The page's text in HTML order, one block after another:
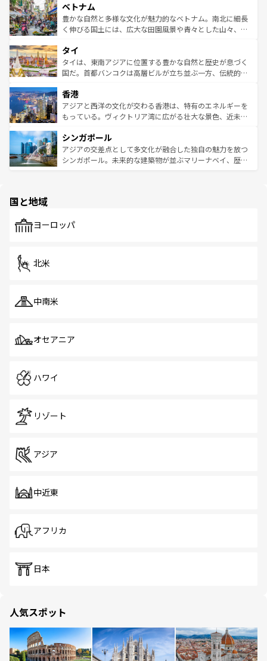
参照してほしい。
容にもいいと評判のスイーツなど、バラエティ豊かな料理
が味わえる。 なお、新着の台湾情報は コンテンツ一覧を参
照してほしい。
き、地方に足を延ばせば四季折々の自然美を楽しむことが
できる。そして、キムチや焼肉、絶品のストリートフード
まで、さまざまな韓国料理が待っている。夜には、韓国な
リティに包まれながら、韓国の多彩な魅力を心ゆくまで味
わってみてほしい。 なお、新着の韓国情報はコンテンツ一
覧を参照してほしい。
ベトナム
豊かな自然と多様な文化が魅力的なベトナム。南北に細長
く伸びる国土には、広大な田園風景や青々とした山々、世
急速な発展と共に伝統が息づく。ハノイの古い町並みやホ
ーチミン市のフランス統治時代の建物も、独特の雰囲気を
醸し出している。また、バラエティの豊かさとおいしさで
とつ。フォーやバインミー、ベトナムコーヒーなどは、ぜ
ひ現地で味わいたい。どの地域を訪れてもあたたかい人々
が旅行者を迎えてくれるので、きっと忘れられない旅にな
参照してほしい。
タイ
タイは、東南アジアに位置する豊かな自然と歴史が息づく
国だ。首都バンコクは高層ビルが立ち並ぶ一方、伝統的な
の活気が交差している。北部ではチェンマイなどの山岳地
帯で自然と触れ合い、南部ではプーケットやクラビの美し
いビーチでリゾート気分を楽しむことができる。タイ料理
激する。気候は一年中温暖で、どの季節にも異なる楽しみ
が待っている。親しみやすいタイの人々、仏教を中心とし
た文化、そして多様な観光資源が、訪れる旅人を魅了し続
香港
アジアと西洋の文化が交わる香港は、特有のエネルギーを
もっている。ヴィクトリア湾に広がる壮大な景色、近未来
み、どこを訪れても感動するはず。観光スポットが密集し
ており、効率よく見どころを回れるのも魅力。息をのむよ
うな絶景から文化的な体験まで、香港を存分に楽しみ尽く
シンガポール
アジアの交差点として多文化が融合した独自の魅力を放つ
シンガポール。未来的な建築物が並ぶマリーナベイ、歴史
で、ホーカーズは地元の風情を楽しめる外せないスポット
国と地域
ヨーロッパ
北米
中南米
オセアニア
ハワイ
リゾート
アジア
中近東
アフリカ
日本
人気スポット